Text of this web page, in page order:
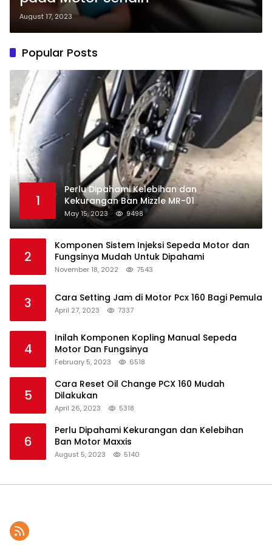
August 17, 2023
Popular Posts
1
Perlu Dipahami Kelebihan dan
Kekurangan Ban Mizzle MR-01
May 15, 2023 9498
2
Komponen Sistem Injeksi Sepeda Motor dan
Fungsinya Mudah Untuk Dipahami
November 18, 2022 7543
3 Cara Setting Jam di Motor Pcx 160 Bagi Pemula
April 27, 2023 7337
4
Inilah Komponen Kopling Manual Sepeda
Motor Dan Fungsinya
February 5, 2023 6518
5
Cara Reset Oil Change PCX 160 Mudah
Dilakukan
April 26, 2023 5318
6
Perlu Dipahami Kekurangan dan Kelebihan
Ban Motor Maxxis
August 5, 2023 5140